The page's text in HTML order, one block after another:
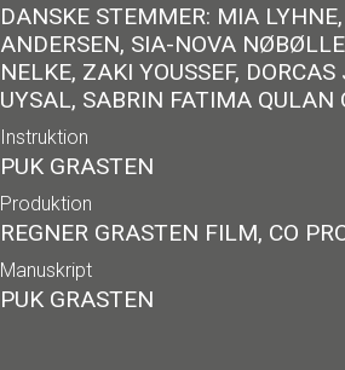
DANSKE STEMMER: MIA
ANDERSEN, SIA-NOVA
NELKE, ZAKI YOUSSEF,
UYSAL, SABRIN FATIMA QULAN
Instruktion
PUK GRASTEN
Produktion
REGNER GRASTEN FILM, CO
Manuskript
PUK GRASTEN